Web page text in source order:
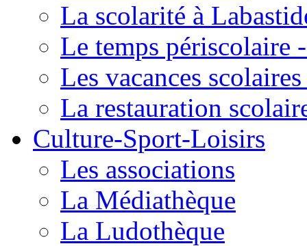
La scolarité à
Le temps périscolaire
Les vacances
La restauration
Culture-Sport-Loisirs
Les associations
La Médiathèque
La Ludothèque